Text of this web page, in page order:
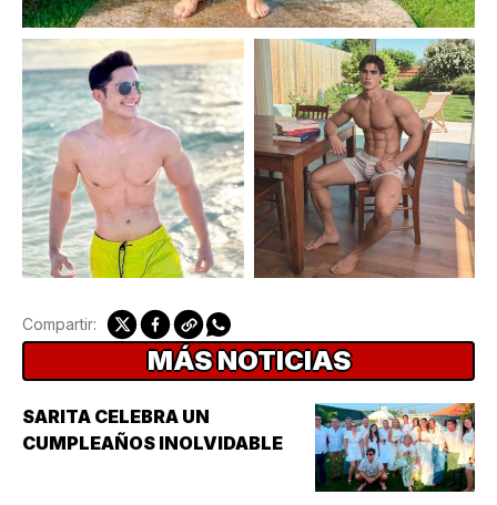
Compartir:
MÁS NOTICIAS
SARITA CELEBRA UN
CUMPLEAÑOS INOLVIDABLE